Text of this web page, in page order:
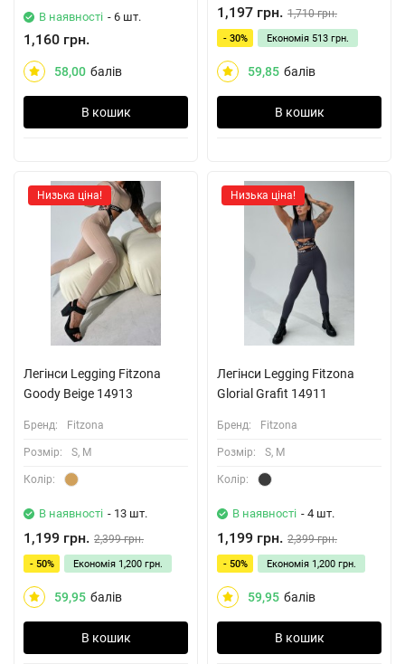
В наявності - 6 шт.
1,160 грн.
58,00 балів
В кошик
1,197 грн. 1,710 грн.
- 30% Економія 513 грн.
59,85 балів
В кошик
Низька ціна!
Легінси Legging Fitzona
Goody Beige 14913
Бренд: Fitzona
Розмiр: S, M
Колiр:
В наявності - 13 шт.
1,199 грн. 2,399 грн.
- 50% Економія 1,200 грн.
59,95 балів
В кошик
Низька ціна!
Легінси Legging Fitzona
Glorial Grafit 14911
Бренд: Fitzona
Розмiр: S, M
Колiр:
В наявності - 4 шт.
1,199 грн. 2,399 грн.
- 50% Економія 1,200 грн.
59,95 балів
В кошик